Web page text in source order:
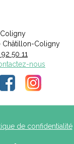
Châtillon-Coligny
50 11
nous
de confidentialité|